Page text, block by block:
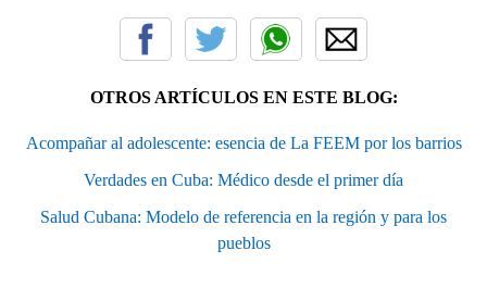
OTROS ARTÍCULOS EN ESTE BLOG:
Acompañar al adolescente: esencia de La FEEM por los barrios
Verdades en Cuba: Médico desde el primer día
Salud Cubana: Modelo de referencia en la región y para los
pueblos